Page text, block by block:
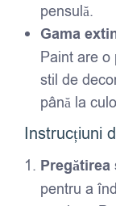
pensulă.
Gama
Paint are o
stil de
până la
Instrucțiuni
pentru a